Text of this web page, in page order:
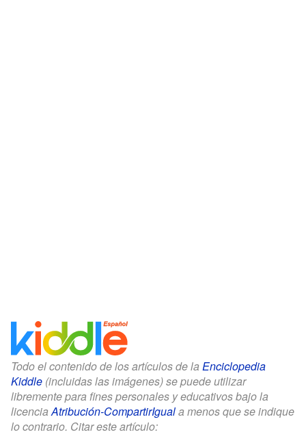
Todo el contenido de los artículos de la Enciclopedia
Kiddle (incluidas las imágenes) se puede utilizar
libremente para fines personales y educativos bajo la
licenciaAtribución-CompartirIguala menos que se indique
lo contrario. Citar este artículo: